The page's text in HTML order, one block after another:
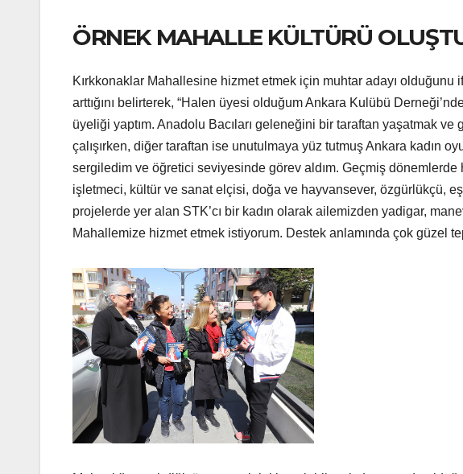
ÖRNEK MAHALLE KÜLTÜRÜ
Kırkkonaklar Mahallesine hizmet etmek için muhtar adayı olduğunu
arttığını belirterek, “Halen üyesi olduğum Ankara Kulübü
üyeliği yaptım. Anadolu Bacıları geleneğini bir taraftan yaşatmak
çalışırken, diğer taraftan ise unutulmaya yüz tutmuş Ankara kadın
sergiledim ve öğretici seviyesinde görev aldım. Geçmiş dönemlerde
işletmeci, kültür ve sanat elçisi, doğa ve hayvansever, özgürlükçü,
projelerde yer alan STK’cı bir kadın olarak ailemizden yadigar,
Mahallemize hizmet etmek istiyorum. Destek anlamında çok güzel